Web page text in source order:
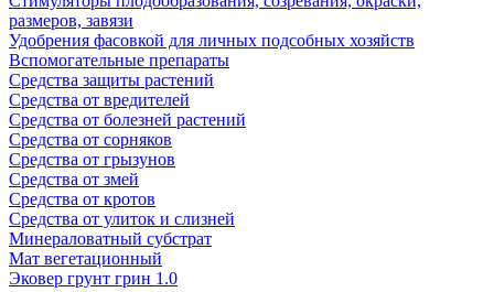
размеров, завязи
Удобрения фасовкой для личных подсобных хозяйств
Вспомогательные препараты
Средства защиты растений
Средства от вредителей
Средства от болезней растений
Средства от сорняков
Средства от грызунов
Средства от змей
Средства от кротов
Средства от улиток и слизней
Минераловатный субстрат
Мат вегетационный
Эковер грунт грин 1.0